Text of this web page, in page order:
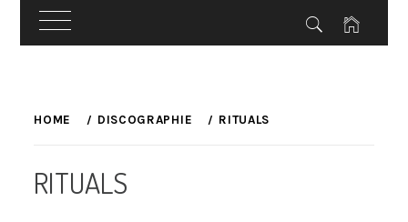
toHOME DISCOGRAPHIE RITUALS
RITUALS